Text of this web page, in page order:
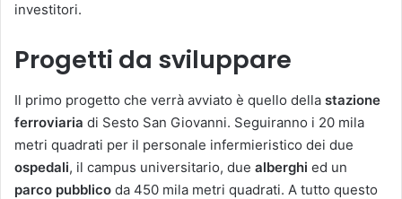
investitori.
Progetti da sviluppare
Il primo progetto che verrà avviato è quello della stazione
ferroviaria di Sesto San Giovanni. Seguiranno i 20 mila
metri quadrati per il personale infermieristico dei due
ospedali, il campus universitario, due alberghi ed un
parco pubblico da 450 mila metri quadrati. A tutto questo